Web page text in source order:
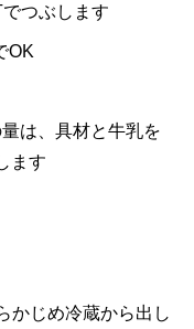
つぶします
OK
は、具材と牛乳を
ます
かじめ冷蔵から出し